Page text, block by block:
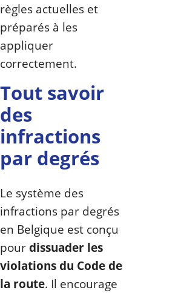
règles actuelles et
préparés à les
appliquer
correctement.
Tout savoir
des
infractions
par degrés
Le système des
infractions par degrés
en Belgique est conçu
pourdissuader les
violations du Code de
la route. Il encourage